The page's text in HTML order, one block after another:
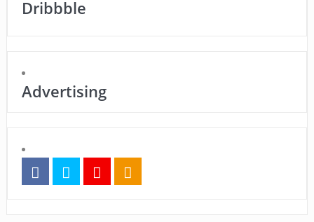
Dribbble
Advertising